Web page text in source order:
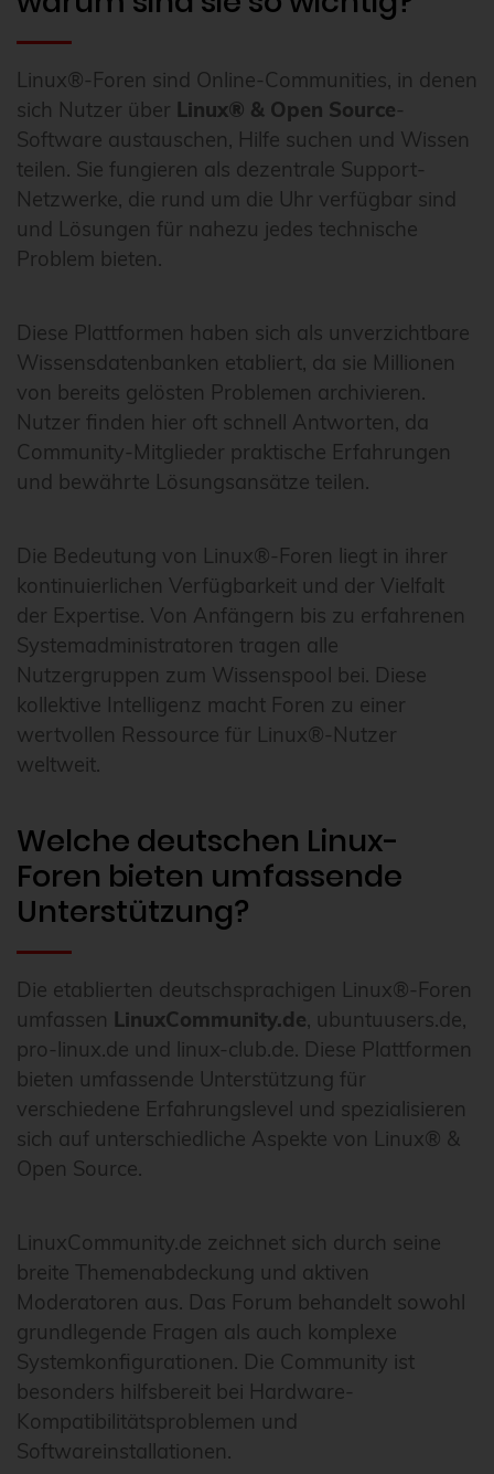
Linux®-Foren sind Online-Communities, in denen
sich Nutzer über Linux® & Open Source-
Software austauschen, Hilfe suchen und Wissen
teilen. Sie fungieren als dezentrale Support-
Netzwerke, die rund um die Uhr verfügbar sind
und Lösungen für nahezu jedes technische
Problem bieten.
Diese Plattformen haben sich als unverzichtbare
Wissensdatenbanken etabliert, da sie Millionen
von bereits gelösten Problemen archivieren.
Nutzer finden hier oft schnell Antworten, da
Community-Mitglieder praktische Erfahrungen
und bewährte Lösungsansätze teilen.
Die Bedeutung von Linux®-Foren liegt in ihrer
kontinuierlichen Verfügbarkeit und der Vielfalt
der Expertise. Von Anfängern bis zu erfahrenen
Systemadministratoren tragen alle
Nutzergruppen zum Wissenspool bei. Diese
kollektive Intelligenz macht Foren zu einer
wertvollen Ressource für Linux®-Nutzer
weltweit.
Welche deutschen Linux-
Foren bieten umfassende
Unterstützung?
Die etablierten deutschsprachigen Linux®-Foren
umfassen LinuxCommunity.de, ubuntuusers.de,
pro-linux.de und linux-club.de. Diese Plattformen
bieten umfassende Unterstützung für
verschiedene Erfahrungslevel und spezialisieren
sich auf unterschiedliche Aspekte von Linux® &
Open Source.
LinuxCommunity.de zeichnet sich durch seine
breite Themenabdeckung und aktiven
Moderatoren aus. Das Forum behandelt sowohl
grundlegende Fragen als auch komplexe
Systemkonfigurationen. Die Community ist
besonders hilfsbereit bei Hardware-
Kompatibilitätsproblemen und
Softwareinstallationen.